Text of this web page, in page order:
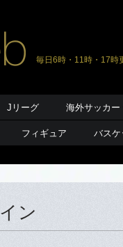
毎日6時・11時・17時
Jリーグ 海外サッカー
フィギュア バスケ
ン